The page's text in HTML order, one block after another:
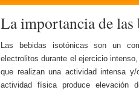
La importancia de las
Las bebidas isotónicas son un
electrolitos durante el ejercicio
que realizan una actividad intensa
actividad física produce elevación